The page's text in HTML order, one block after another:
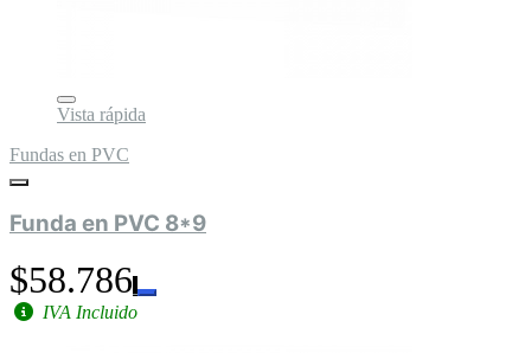
Vista rápida
Fundas en PVC
Funda en PVC 8*9
$58.786
IVA Incluido